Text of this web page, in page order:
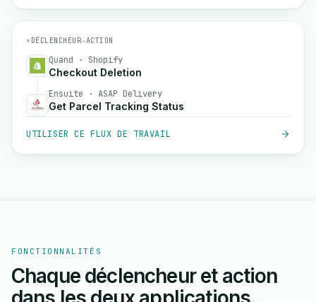
⚡ DÉCLENCHEUR→ACTION
Quand · Shopify
Checkout Deletion
Ensuite · ASAP Delivery
Get Parcel Tracking Status
UTILISER CE FLUX DE TRAVAIL
FONCTIONNALITÉS
Chaque déclencheur et action